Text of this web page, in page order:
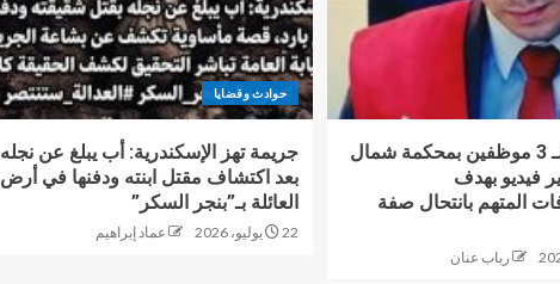
دفعت أموالًا لـ 3 موظفين بمحكمة شمال
فيديو بهدف
المتهم بانتحال صفة
رباب عنان
حوادث وقضايا
جريمة تهز الإسكندرية: أب يبلغ عن نجله
بعد اكتشاف مقتل ابنته ودفنها في أرض
العائلة بـ”بنجر السكر”
22 يوليو، 2026 عماد إبراهيم